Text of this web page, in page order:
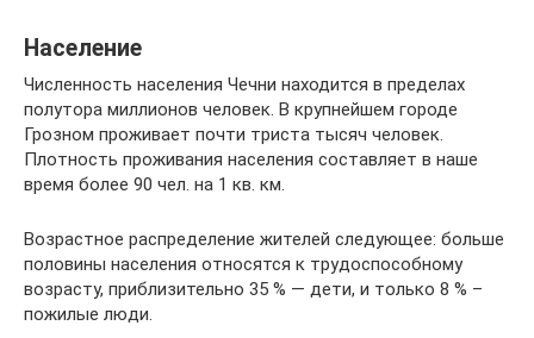
Население
Численность населения Чечни находится в пределах
полутора миллионов человек. В крупнейшем городе
Грозном проживает почти триста тысяч человек.
Плотность проживания населения составляет в наше
время более 90 чел. на 1 кв. км.
Возрастное распределение жителей следующее: больше
половины населения относятся к трудоспособному
возрасту, приблизительно 35 % — дети, и только 8 % –
пожилые люди.